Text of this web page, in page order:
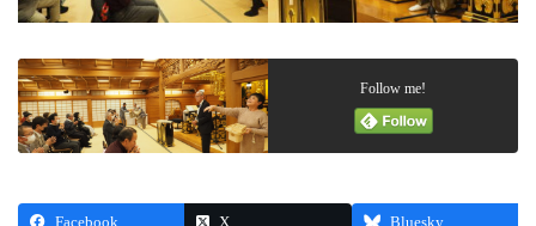
Follow me!
Facebook X Bluesky